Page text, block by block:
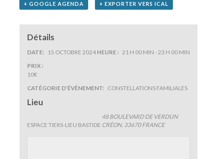
+ GOOGLE AGENDA + EXPORTER VERS ICAL
Détails
DATE: 15 OCTOBRE 2024 HEURE : 21 H 00 MIN - 23 H 00 MIN
PRIX :
10€
CATÉGORIE D’ÉVÈNEMENT: CONSTELLATIONS FAMILIALES
Lieu
ESPACE TIERS-LIEU BASTIDE
48 BOULEVARD DE VERDUN
CRÉON, 33670 FRANCE